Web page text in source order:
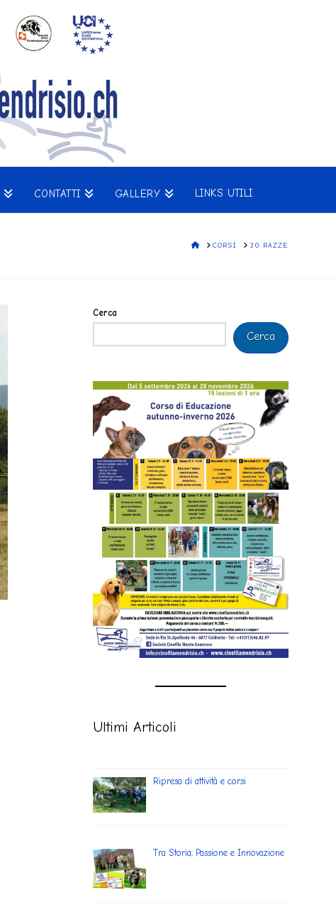
CONTATTI GALLERY LINKS UTILI
HOMECORSI 30 RAZZE
Cerca
Cerca
Ultimi Articoli
Ripresa di attività e corsi
Tra Storia, Passione e Innovazione